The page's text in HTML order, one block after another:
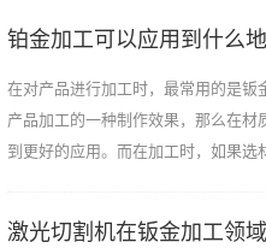
铂金加工可以应用到什么
在对产品进行加工时，最常用的是钣
产品加工的一种制作效果，那么在
到更好的应用。而在加工时，如果选
激光切割机在钣金加工领